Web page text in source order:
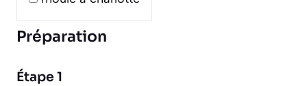
Préparation
Étape 1